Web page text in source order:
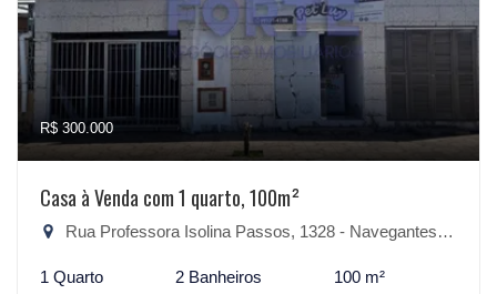
R$ 300.000
Casa à Venda com 1 quarto, 100m²
Rua Professora Isolina Passos, 1328 - Navegantes, São Lourenço do Sul-RS
1 Quarto 2 Banheiros 100 m²